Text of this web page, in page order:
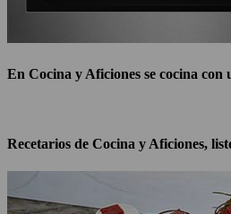
En Cocina y Aficiones se cocina
Recetarios de Cocina y Aficiones,